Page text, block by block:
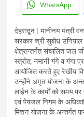
WhatsApp
देहरादून | मानीनय मंत्री
सरकार श्री सुबोध
क्षेत्रान्तर्गत संचालित जल
स्त्रोत, नमानी गंगे व गंगा
आयोजित करते हुए रेखीय
उन्होंने अमृत योजना के
लाईन के कार्यों को समय
एवं पेयजल निगम के
मिशन योजना के अन्तर्गत